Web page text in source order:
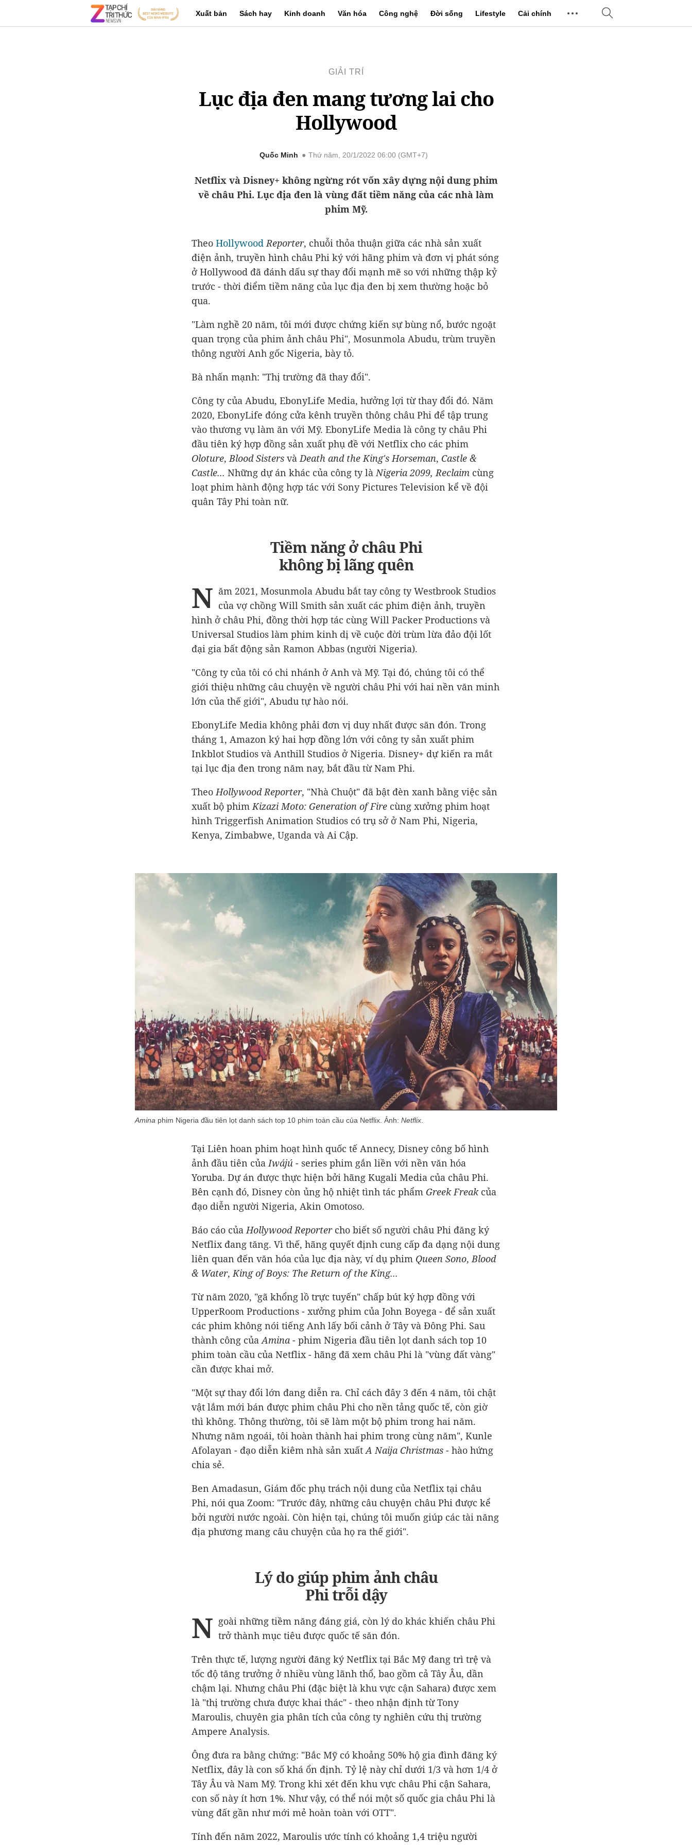
Xuất bản Sách hay Kinh doanh Văn hóa Công nghệ Đời sống Lifestyle Cải chính
GIẢI TRÍ
Lục địa đen mang tương lai cho
Hollywood
Quốc Minh Thứ năm, 20/1/2022 06:00 (GMT+7)
Netflix và Disney+ không ngừng rót vốn xây dựng nội dung phim
về châu Phi. Lục địa đen là vùng đất tiềm năng của các nhà làm
phim Mỹ.
Theo HollywoodReporter, chuỗi thỏa thuận giữa các nhà sản xuất
điện ảnh, truyền hình châu Phi ký với hãng phim và đơn vị phát sóng
ở Hollywood đã đánh dấu sự thay đổi mạnh mẽ so với những thập kỷ
trước - thời điểm tiềm năng của lục địa đen bị xem thường hoặc bỏ
qua.
"Làm nghề 20 năm, tôi mới được chứng kiến sự bùng nổ, bước ngoặt
quan trọng của phim ảnh châu Phi", Mosunmola Abudu, trùm truyền
thông người Anh gốc Nigeria, bày tỏ.
Bà nhấn mạnh: "Thị trường đã thay đổi".
Công ty của Abudu, EbonyLife Media, hưởng lợi từ thay đổi đó. Năm
2020, EbonyLife đóng cửa kênh truyền thông châu Phi để tập trung
vào thương vụ làm ăn với Mỹ. EbonyLife Media là công ty châu Phi
đầu tiên ký hợp đồng sản xuất phụ đề với Netflix cho các phim
Oloture,Blood Sisters vàDeath and the King's Horseman, Castle &
Castle... Những dự án khác của công ty làNigeria 2099, Reclaim cùng
loạt phim hành động hợp tác với Sony Pictures Television kể về đội
quân Tây Phi toàn nữ.
Tiềm năng ở châu Phi
không bị lãng quên
N ăm 2021, Mosunmola Abudu bắt tay công ty Westbrook Studios
của vợ chồng Will Smith sản xuất các phim điện ảnh, truyền
hình ở châu Phi, đồng thời hợp tác cùng Will Packer Productions và
Universal Studios làm phim kinh dị về cuộc đời trùm lừa đảo đội lốt
đại gia bất động sản Ramon Abbas (người Nigeria).
"Công ty của tôi có chi nhánh ở Anh và Mỹ. Tại đó, chúng tôi có thể
giới thiệu những câu chuyện về người châu Phi với hai nền văn minh
lớn của thế giới", Abudu tự hào nói.
EbonyLife Media không phải đơn vị duy nhất được săn đón. Trong
tháng 1, Amazon ký hai hợp đồng lớn với công ty sản xuất phim
Inkblot Studios và Anthill Studios ở Nigeria. Disney+ dự kiến ​​ra mắt
tại lục địa đen trong năm nay, bắt đầu từ Nam Phi.
TheoHollywood Reporter, "Nhà Chuột" đã bật đèn xanh bằng việc sản
xuất bộ phimKizazi Moto: Generation of Fire cùng xưởng phim hoạt
hình Triggerfish Animation Studios có trụ sở ở Nam Phi, Nigeria,
Kenya, Zimbabwe, Uganda và Ai Cập.
Amina phim Nigeria đầu tiên lọt danh sách top 10 phim toàn cầu của Netflix. Ảnh: Netflix
Tại Liên hoan phim hoạt hình quốc tế Annecy, Disney công bố hình
ảnh đầu tiên củaIwájú - series phim gắn liền với nền văn hóa
Yoruba. Dự án được thực hiện bởi hãng Kugali Media của châu Phi.
Bên cạnh đó, Disney còn ủng hộ nhiệt tình tác phẩm Greek Freak của
đạo diễn người Nigeria, Akin Omotoso.
Báo cáo củaHollywood Reportercho biết số người châu Phi đăng ký
Netflix đang tăng. Vì thế, hãng quyết định cung cấp đa dạng nội dung
liên quan đến văn hóa của lục địa này, ví dụ phim Queen Sono,Blood
& Water,King of Boys: The Return of the King...
Từ năm 2020, "gã khổng lồ trực tuyến" chấp bút ký hợp đồng với
UpperRoom Productions - xưởng phim của John Boyega - để sản xuất
các phim không nói tiếng Anh lấy bối cảnh ở Tây và Đông Phi. Sau
thành công củaAmina- phim Nigeria đầu tiên lọt danh sách top 10
phim toàn cầu của Netflix - hãng đã xem châu Phi là "vùng đất vàng"
cần được khai mở.
"Một sự thay đổi lớn đang diễn ra. Chỉ cách đây 3 đến 4 năm, tôi chật
vật lắm mới bán được phim châu Phi cho nền tảng quốc tế, còn giờ
thì không. Thông thường, tôi sẽ làm một bộ phim trong hai năm.
Nhưng năm ngoái, tôi hoàn thành hai phim trong cùng năm", Kunle
Afolayan - đạo diễn kiêm nhà sản xuấtA Naija Christmas - hào hứng
chia sẻ.
Ben Amadasun, Giám đốc phụ trách nội dung của Netflix tại châu
Phi, nói qua Zoom: "Trước đây, những câu chuyện châu Phi được kể
bởi người nước ngoài. Còn hiện tại, chúng tôi muốn giúp các tài năng
địa phương mang câu chuyện của họ ra thế giới".
Lý do giúp phim ảnh châu
Phi trỗi dậy
N goài những tiềm năng đáng giá, còn lý do khác khiến châu Phi
trở thành mục tiêu được quốc tế săn đón.
Trên thực tế, lượng người đăng ký Netflix tại Bắc Mỹ đang trì trệ và
tốc độ tăng trưởng ở nhiều vùng lãnh thổ, bao gồm cả Tây Âu, dần
chậm lại. Nhưng châu Phi (đặc biệt là khu vực cận Sahara) được xem
là "thị trường chưa được khai thác" - theo nhận định từ Tony
Maroulis, chuyên gia phân tích của công ty nghiên cứu thị trường
Ampere Analysis.
Ông đưa ra bằng chứng: "Bắc Mỹ có khoảng 50% hộ gia đình đăng ký
Netflix, đây là con số khá ổn định. Tỷ lệ này chỉ dưới 1/3 và hơn 1/4 ở
Tây Âu và Nam Mỹ. Trong khi xét đến khu vực châu Phi cận Sahara,
con số này ít hơn 1%. Như vậy, có thể nói một số quốc gia châu Phi là
vùng đất gần như mới mẻ hoàn toàn với OTT".
Tính đến năm 2022, Maroulis ước tính có khoảng 1,4 triệu người